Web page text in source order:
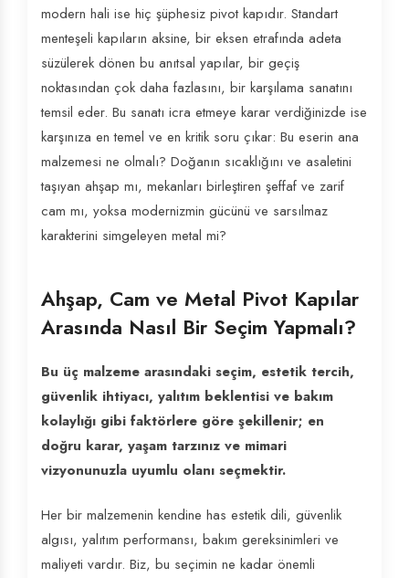
modern hali ise hiç şüphesiz pivot kapıdır. Standart
menteşeli kapıların aksine, bir eksen etrafında adeta
süzülerek dönen bu anıtsal yapılar, bir geçiş
noktasından çok daha fazlasını, bir karşılama sanatını
temsil eder. Bu sanatı icra etmeye karar verdiğinizde ise
karşınıza en temel ve en kritik soru çıkar: Bu eserin ana
malzemesi ne olmalı? Doğanın sıcaklığını ve asaletini
taşıyan ahşap mı, mekanları birleştiren şeffaf ve zarif
cam mı, yoksa modernizmin gücünü ve sarsılmaz
karakterini simgeleyen metal mi?
Ahşap, Cam ve Metal Pivot Kapılar
Arasında Nasıl Bir Seçim Yapmalı?
Bu üç malzeme arasındaki seçim, estetik tercih,
güvenlik ihtiyacı, yalıtım beklentisi ve bakım
kolaylığı gibi faktörlere göre şekillenir; en
doğru karar, yaşam tarzınız ve mimari
vizyonunuzla uyumlu olanı seçmektir.
Her bir malzemenin kendine has estetik dili, güvenlik
algısı, yalıtım performansı, bakım gereksinimleri ve
maliyeti vardır. Biz, bu seçimin ne kadar önemli